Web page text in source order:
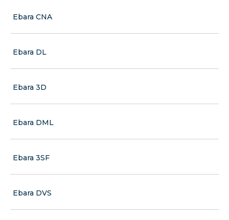
Ebara CNA
Ebara DL
Ebara 3D
Ebara DML
Ebara 3SF
Ebara DVS